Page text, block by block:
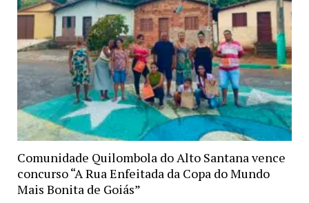
Comunidade Quilombola do Alto Santana vence
concurso “A Rua Enfeitada da Copa do Mundo
Mais Bonita de Goiás”